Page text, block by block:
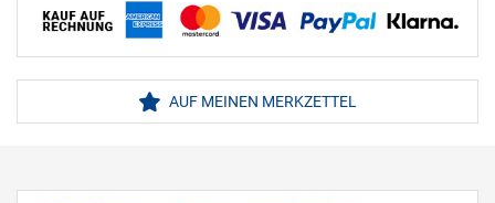
AUF MEINEN MERKZETTEL